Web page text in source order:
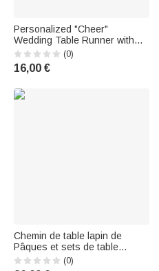
Personalized "Cheer"
Wedding Table Runner with
Family Name – Home Decor –
Wedding Reception Gift for the
Newlyweds
(0)
16,00 €
Chemin de table lapin de
Pâques et sets de table
assortis avec nom Toile de
Jouy personnalisée
(0)